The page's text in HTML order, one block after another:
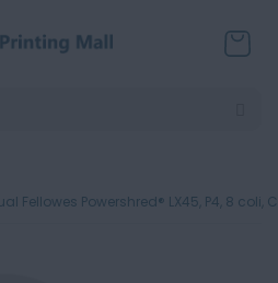
Powershred® LX45, P4, 8 coli,